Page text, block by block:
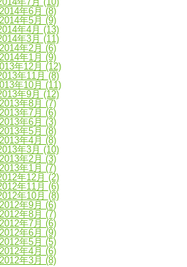
2014年6月 (8)
2014年5月 (9)
年4月 (13)
年3月 (11)
2014年2月 (6)
2014年1月 (9)
年12月 (12)
年11月 (8)
年10月 (11)
年9月 (12)
2013年8月 (7)
2013年7月 (6)
2013年6月 (3)
2013年5月 (8)
2013年4月 (8)
年3月 (10)
2013年2月 (3)
2013年1月 (7)
年12月 (2)
年11月 (6)
年10月 (8)
2012年9月 (6)
2012年8月 (7)
2012年7月 (6)
2012年6月 (9)
2012年5月 (5)
2012年4月 (6)
2012年3月 (8)